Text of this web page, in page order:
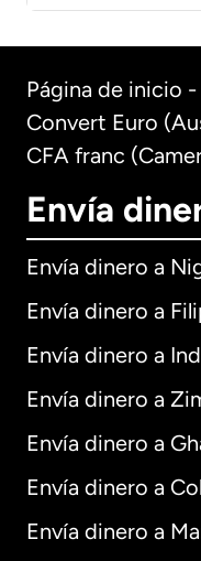
Página de inicio -
Convert Euro
CFA franc
Envía
Envía dinero a
Envía dinero a
Envía dinero a
Envía dinero a
Envía dinero a
Envía dinero a
Envía dinero a